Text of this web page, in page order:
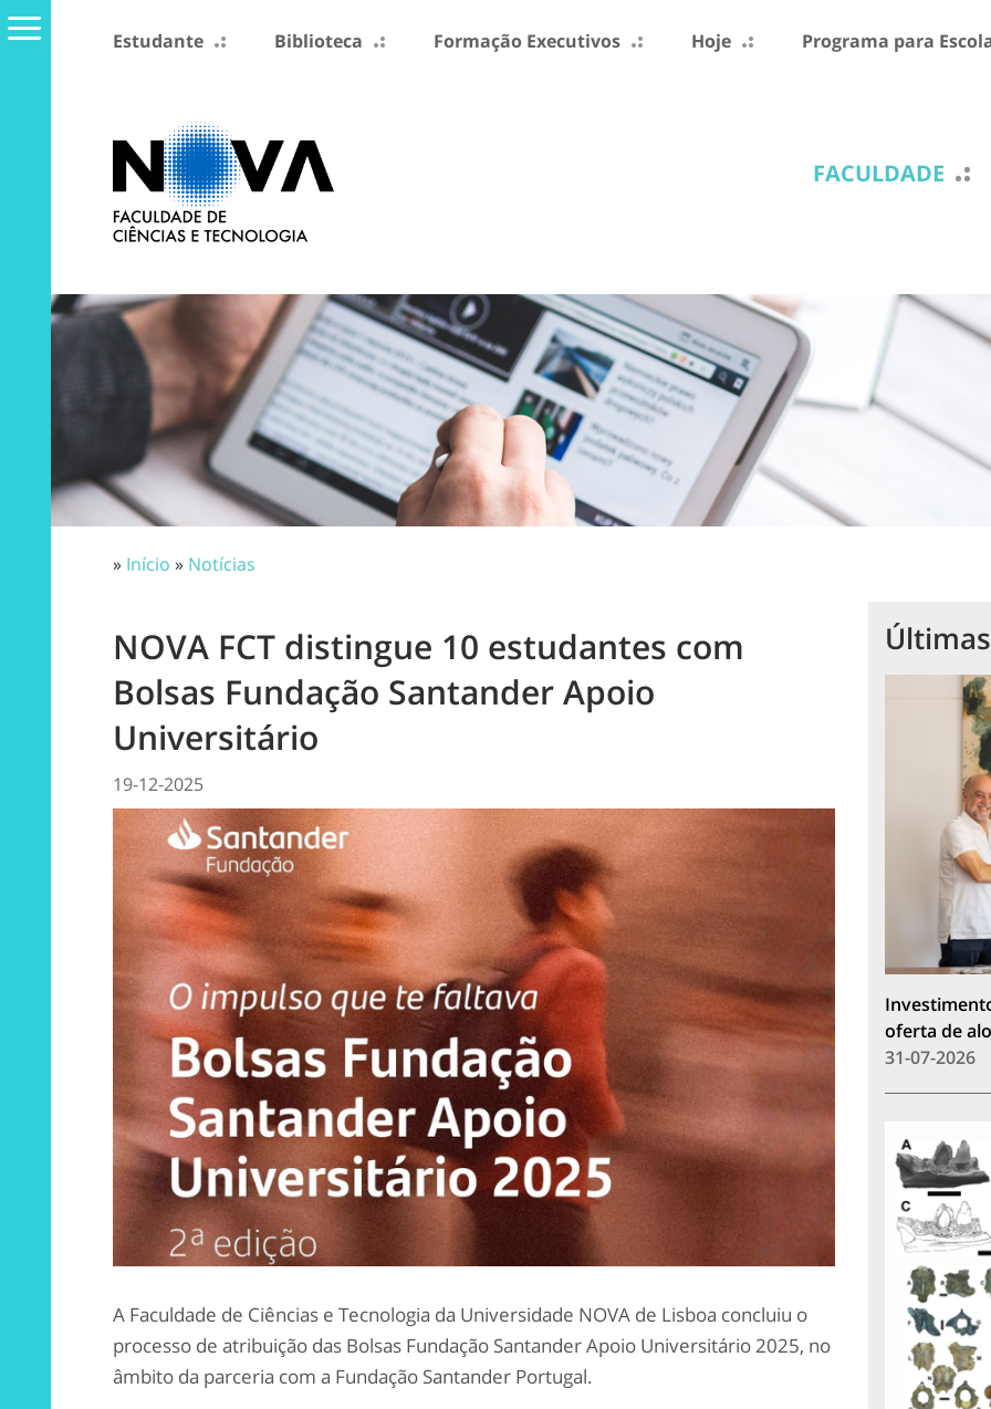
Estudante Biblioteca Formação Executivos Hoje Programa para
FACULDADE
» Início » Notícias
NOVA FCT distingue 10 estudantes com
Bolsas Fundação Santander Apoio
Universitário
19-12-2025
A Faculdade de Ciências e Tecnologia da Universidade NOVA de Lisboa concluiu o
processo de atribuição das Bolsas Fundação Santander Apoio Universitário 2025, no
âmbito da parceria com a Fundação Santander Portugal.
oferta de
31-07-2026